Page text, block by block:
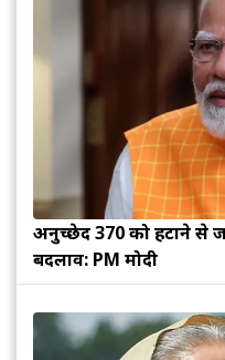
अनुच्छेद 370 को हटाने से
बदलाव: PM मोदी